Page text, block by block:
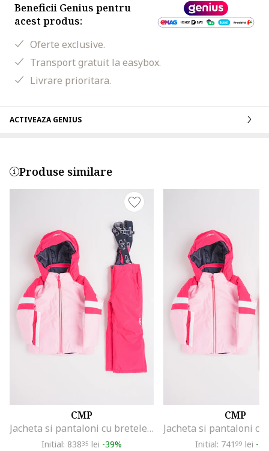
Beneficii Genius pentru
acest produs:
Oferte exclusive.
Transport gratuit la easybox.
Livrare prioritara.
ACTIVEAZA GENIUS
Produse similare
CMP
Jacheta si pantaloni cu bretele pentru schi, Fucsia/Roz pastel
Initial: 83835 lei -39%
CMP
Initial: 741 99 lei -